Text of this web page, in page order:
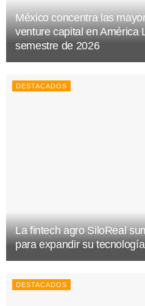
México concentra las
venture capital en América
semestre de 2026
DESTACADOS
La fintech agro SiloReal
para expandir su
DESTACADOS